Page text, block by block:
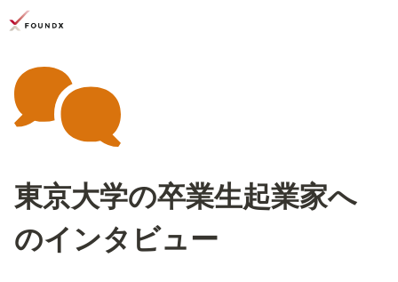
東京大学の卒業生起業家へ
のインタビュー